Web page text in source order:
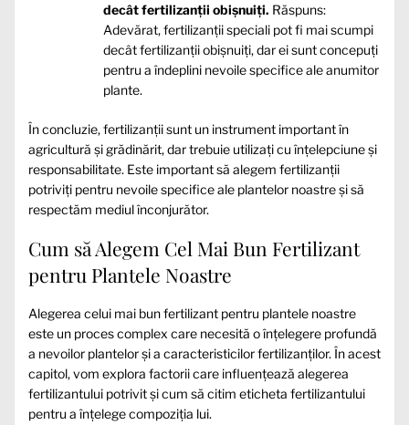
decât fertilizanții obișnuiți. Răspuns:
Adevărat, fertilizanții speciali pot fi mai scumpi
decât fertilizanții obișnuiți, dar ei sunt concepuți
pentru a îndeplini nevoile specifice ale anumitor
plante.
În concluzie, fertilizanții sunt un instrument important în
agricultură și grădinărit, dar trebuie utilizați cu înțelepciune și
responsabilitate. Este important să alegem fertilizanții
potriviți pentru nevoile specifice ale plantelor noastre și să
respectăm mediul înconjurător.
Cum să Alegem Cel Mai Bun Fertilizant
pentru Plantele Noastre
Alegerea celui mai bun fertilizant pentru plantele noastre
este un proces complex care necesită o înțelegere profundă
a nevoilor plantelor și a caracteristicilor fertilizanților. În acest
capitol, vom explora factorii care influențează alegerea
fertilizantului potrivit și cum să citim eticheta fertilizantului
pentru a înțelege compoziția lui.